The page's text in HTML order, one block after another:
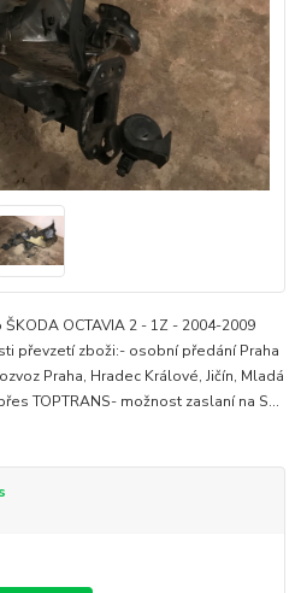
OCTAVIA 2 - 1Z - 2004-2009
převzetí zboži:- osobní předání Praha
Praha, Hradec Králové, Jičín, Mladá
TOPTRANS- možnost zaslaní na S...